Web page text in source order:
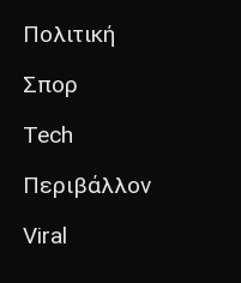
Πολιτική
Σπορ
Tech
Περιβάλλον
Viral